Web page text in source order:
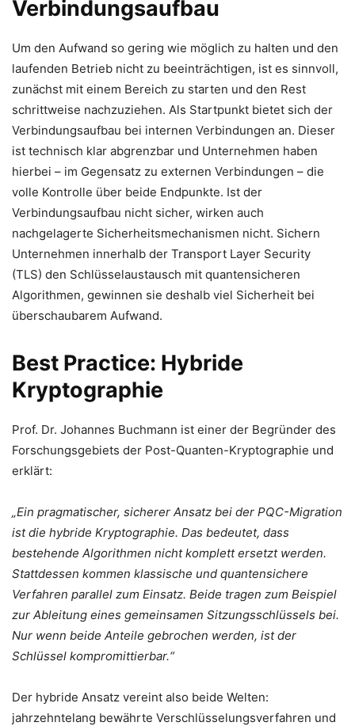
Verbindungsaufbau
Um den Aufwand so gering wie möglich zu halten und den
laufenden Betrieb nicht zu beeinträchtigen, ist es sinnvoll,
zunächst mit einem Bereich zu starten und den Rest
schrittweise nachzuziehen. Als Startpunkt bietet sich der
Verbindungsaufbau bei internen Verbindungen an. Dieser
ist technisch klar abgrenzbar und Unternehmen haben
hierbei – im Gegensatz zu externen Verbindungen – die
volle Kontrolle über beide Endpunkte. Ist der
Verbindungsaufbau nicht sicher, wirken auch
nachgelagerte Sicherheitsmechanismen nicht. Sichern
Unternehmen innerhalb der Transport Layer Security
(TLS) den Schlüsselaustausch mit quantensicheren
Algorithmen, gewinnen sie deshalb viel Sicherheit bei
überschaubarem Aufwand.
Best Practice: Hybride
Kryptographie
Prof. Dr. Johannes Buchmann ist einer der Begründer des
Forschungsgebiets der Post-Quanten-Kryptographie und
erklärt:
„Ein pragmatischer, sicherer Ansatz bei der PQC-Migration
ist die hybride Kryptographie. Das bedeutet, dass
bestehende Algorithmen nicht komplett ersetzt werden.
Stattdessen kommen klassische und quantensichere
Verfahren parallel zum Einsatz. Beide tragen zum Beispiel
zur Ableitung eines gemeinsamen Sitzungsschlüssels bei.
Nur wenn beide Anteile gebrochen werden, ist der
Schlüssel kompromittierbar.“
Der hybride Ansatz vereint also beide Welten:
jahrzehntelang bewährte Verschlüsselungsverfahren und